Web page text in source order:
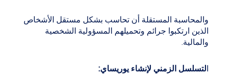
والمحاسبة المستقلة أن تحاسب بشكل مستقل الأشخاص
الذين ارتكبوا جرائم وتحميلهم المسؤولية الشخصية
والمالية.
لتسلسل الزمني لإنشاء يوريساي: